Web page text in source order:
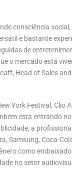
consciência
e bastante
de
o mercado está
Head of Sales
York Festival, Clio
está entrando
a
Samsung, Coca-
como
no setor